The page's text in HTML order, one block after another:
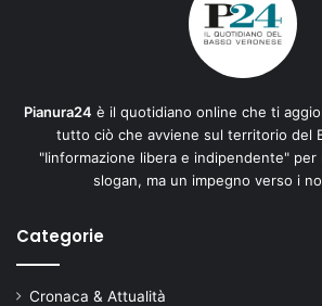
Pianura24 è il quotidiano online che ti
tutto ciò che avviene sul territorio del
"Iinformazione libera e indipendente"
slogan, ma un impegno verso i
Categorie
Cronaca & Attualità